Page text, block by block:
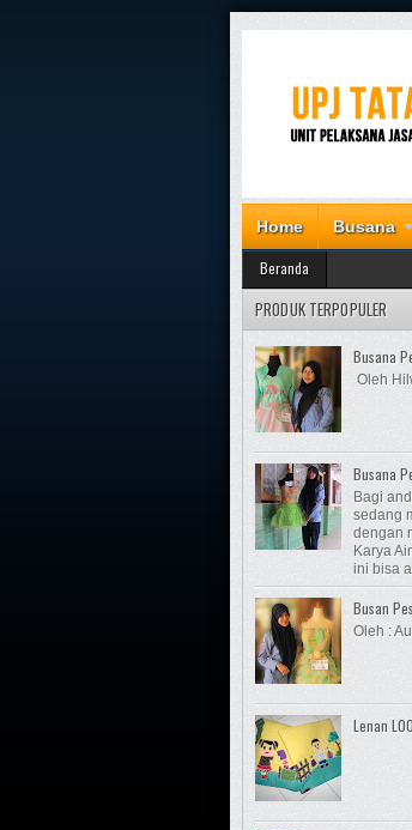
Home Busana
Beranda
PRODUK TERPOPULER
Busana
Oleh
Busana
Bagi
sedang
dengan
Karya
ini bisa
Busan
Oleh :
Lenan